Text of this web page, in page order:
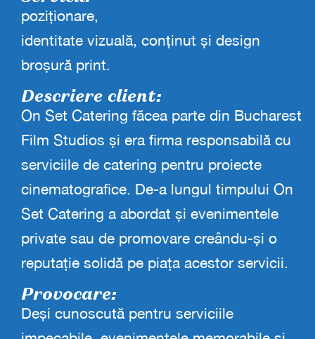
poziționare,
identitate vizuală, conținut și design
broșură print.
Descriere client:
On Set Catering făcea parte din Bucharest
Film Studios și era firma responsabilă cu
serviciile de catering pentru proiecte
cinematografice. De-a lungul timpului On
Set Catering a abordat și evenimentele
private sau de promovare creându-și o
reputație solidă pe piața acestor servicii.
Provocare:
Deși cunoscută pentru serviciile